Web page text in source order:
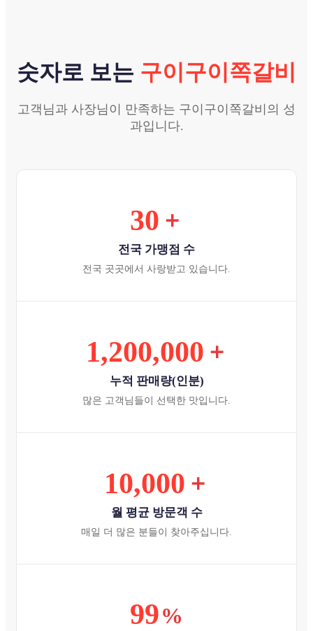
숫자로 보는 구이구이쪽갈비
고객님과 사장님이 만족하는 구이구이쪽갈비의 성
과입니다.
30 ＋
전국 가맹점 수
전국 곳곳에서 사랑받고 있습니다.
1,200,000 ＋
누적 판매량(인분)
많은 고객님들이 선택한 맛입니다.
10,000 ＋
월 평균 방문객 수
매일 더 많은 분들이 찾아주십니다.
99%